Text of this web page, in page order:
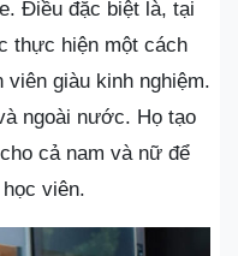
Điều đặc biệt là, tại
thực hiện một cách
viên giàu kinh nghiệm.
ngoài nước. Họ tạo
cả nam và nữ để
viên.